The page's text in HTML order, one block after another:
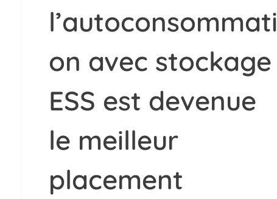
l’autoconsommati
on avec stockage
ESS est devenue
le meilleur
placement